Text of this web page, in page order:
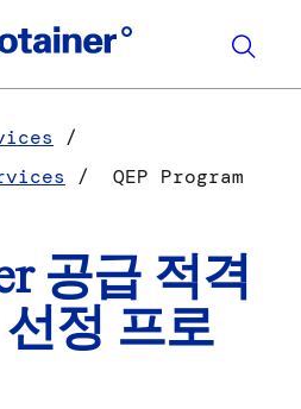
QEP Program
공급 적격
정 프로